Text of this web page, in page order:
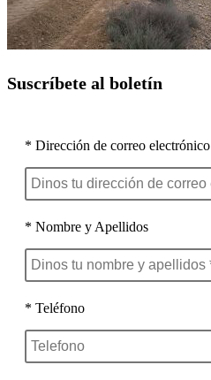
Suscríbete al boletín
* Dirección de correo electrónico
* Nombre y Apellidos
* Teléfono